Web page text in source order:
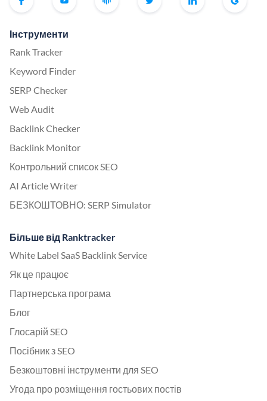
Інструменти
Rank Tracker
Keyword Finder
SERP Checker
Web Audit
Backlink Checker
Backlink Monitor
Контрольний список SEO
AI Article Writer
БЕЗКОШТОВНО: SERP Simulator
Більше від Ranktracker
White Label SaaS Backlink Service
Як це працює
Партнерська програма
Блог
Глосарій SEO
Посібник з SEO
Безкоштовні інструменти для SEO
Угода про розміщення гостьових постів